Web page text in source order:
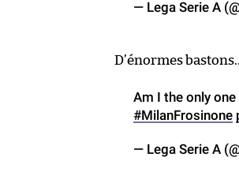
— Lega Serie A
D’énormes
Am I the only
#MilanFrosinone
— Lega Serie A